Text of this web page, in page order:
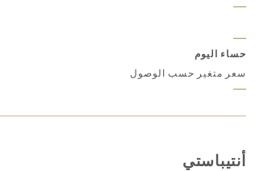
حساء اليوم
سعر متغير حسب الوصول
أنتيباستي